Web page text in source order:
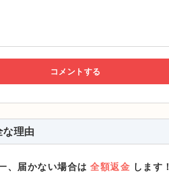
な理由
、届かない場合は全額返金 します！